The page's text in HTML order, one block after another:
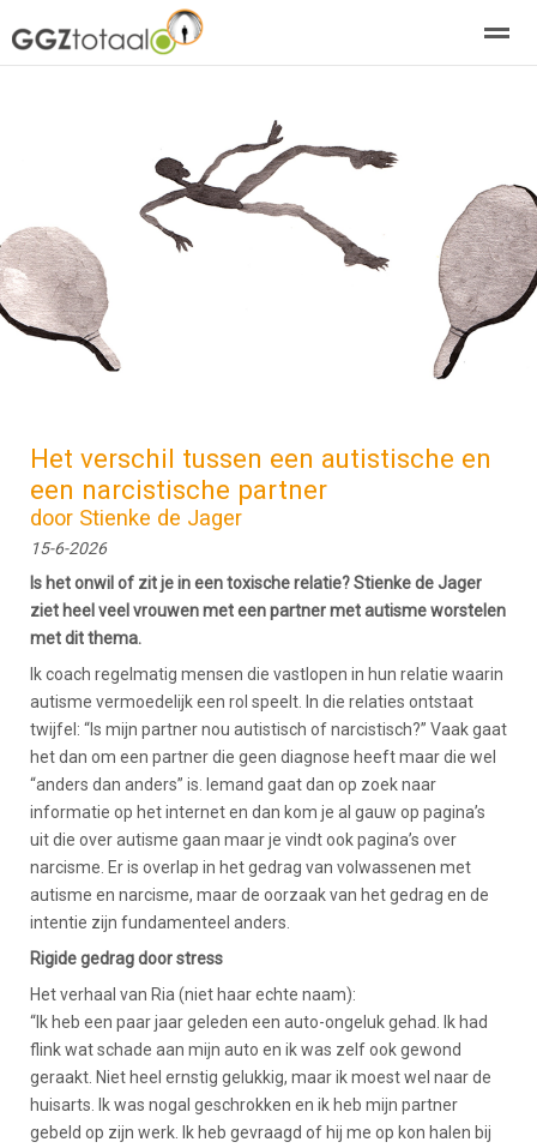
Nieuws E-
Het verschil tussen een autistische en
een narcistische partner
door Stienke de Jager
15-6-2026
Is het onwil of zit je in een toxische relatie? Stienke de Jager
ziet heel veel vrouwen met een partner met autisme worstelen
met dit thema.
Ik coach regelmatig mensen die vastlopen in hun relatie waarin
autisme vermoedelijk een rol speelt. In die relaties ontstaat
twijfel: “Is mijn partner nou autistisch of narcistisch?” Vaak gaat
het dan om een partner die geen diagnose heeft maar die wel
“anders dan anders” is. Iemand gaat dan op zoek naar
informatie op het internet en dan kom je al gauw op pagina’s
uit die over autisme gaan maar je vindt ook pagina’s over
narcisme. Er is overlap in het gedrag van volwassenen met
autisme en narcisme, maar de oorzaak van het gedrag en de
intentie zijn fundamenteel anders.
Rigide gedrag door stress
Het verhaal van Ria (niet haar echte naam):
“Ik heb een paar jaar geleden een auto-ongeluk gehad. Ik had
flink wat schade aan mijn auto en ik was zelf ook gewond
geraakt. Niet heel ernstig gelukkig, maar ik moest wel naar de
huisarts. Ik was nogal geschrokken en ik heb mijn partner
gebeld op zijn werk. Ik heb gevraagd of hij me op kon halen bij